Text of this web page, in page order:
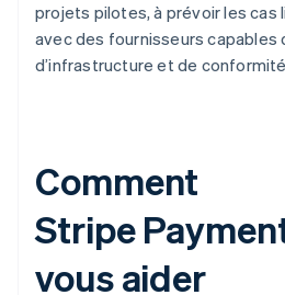
projets pilotes, à prévoir les cas
avec des fournisseurs capables
d’infrastructure et de
Comment
Stripe
vous aider